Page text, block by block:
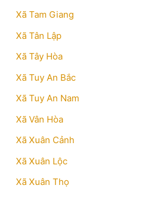
Xã Tam Giang
Xã Tân Lập
Xã Tây Hòa
Xã Tuy An Bắc
Xã Tuy An Nam
Xã Vân Hòa
Xã Xuân Cảnh
Xã Xuân Lộc
Xã Xuân Thọ